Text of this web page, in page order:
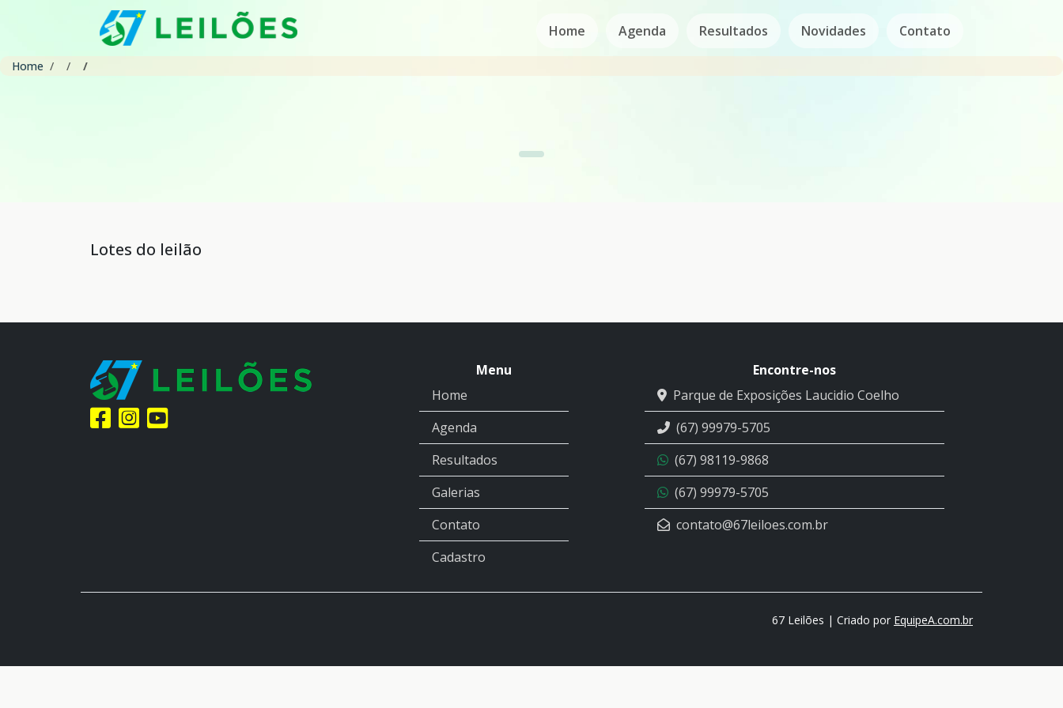
Home Agenda Resultados Novidades Contato
Home
Lotes do leilão
Menu
Home
Agenda
Resultados
Galerias
Contato
Cadastro
Encontre-nos
Parque de Exposições Laucidio Coelho
(67) 99979-5705
(67) 98119-9868
(67) 99979-5705
contato@67leiloes.com.br
67 Leilões | Criado por EquipeA.com.br